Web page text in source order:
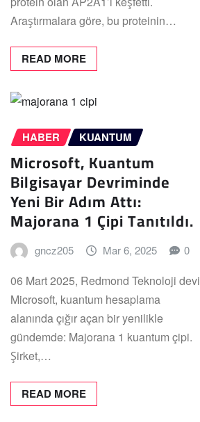
Araştırmalara göre, bu proteinin…
READ MORE
HABER KUANTUM
Microsoft, Kuantum
Bilgisayar Devriminde
Yeni Bir Adım Attı:
Majorana 1 Çipi Tanıtıldı.
gncz205 Mar 6, 2025 0
06 Mart 2025, Redmond Teknoloji devi
Microsoft, kuantum hesaplama
alanında çığır açan bir yenilikle
gündemde: Majorana 1 kuantum çipi.
Şirket,…
READ MORE